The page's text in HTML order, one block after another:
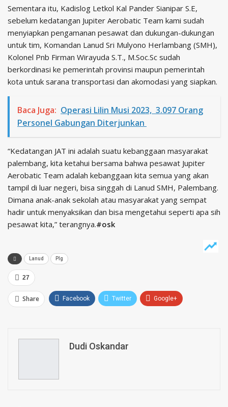
Sementara itu, Kadislog Letkol Kal Pander Sianipar S.E,
sebelum kedatangan Jupiter Aerobatic Team kami sudah
menyiapkan pengamanan pesawat dan dukungan-dukungan
untuk tim, Komandan Lanud Sri Mulyono Herlambang (SMH),
Kolonel Pnb Firman Wirayuda S.T., M.Soc.Sc sudah
berkordinasi ke pemerintah provinsi maupun pemerintah
kota untuk sarana transportasi dan akomodasi yang siapkan.
Baca Juga: Operasi Lilin Musi 2023, 3.097 Orang
Personel Gabungan Diterjunkan
“Kedatangan JAT ini adalah suatu kebanggaan masyarakat
palembang, kita ketahui bersama bahwa pesawat Jupiter
Aerobatic Team adalah kebanggaan kita semua yang akan
tampil di luar negeri, bisa singgah di Lanud SMH, Palembang.
Dimana anak-anak sekolah atau masyarakat yang sempat
hadir untuk menyaksikan dan bisa mengetahui seperti apa sih
pesawat kita,” terangnya.#osk
Lanud Plg
27
Share Facebook Twitter Google+
Dudi Oskandar